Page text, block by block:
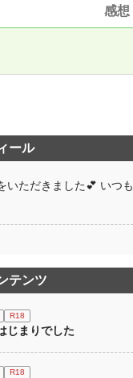
、パーティーに出席していた
と考えていた怜と、怜とは
位 / 228,955 件
13:20
21:31
12:03
pt (19,946 位)
感想
ール
いただきました💕 いつ
テンツ
R18
じまりでした
R18